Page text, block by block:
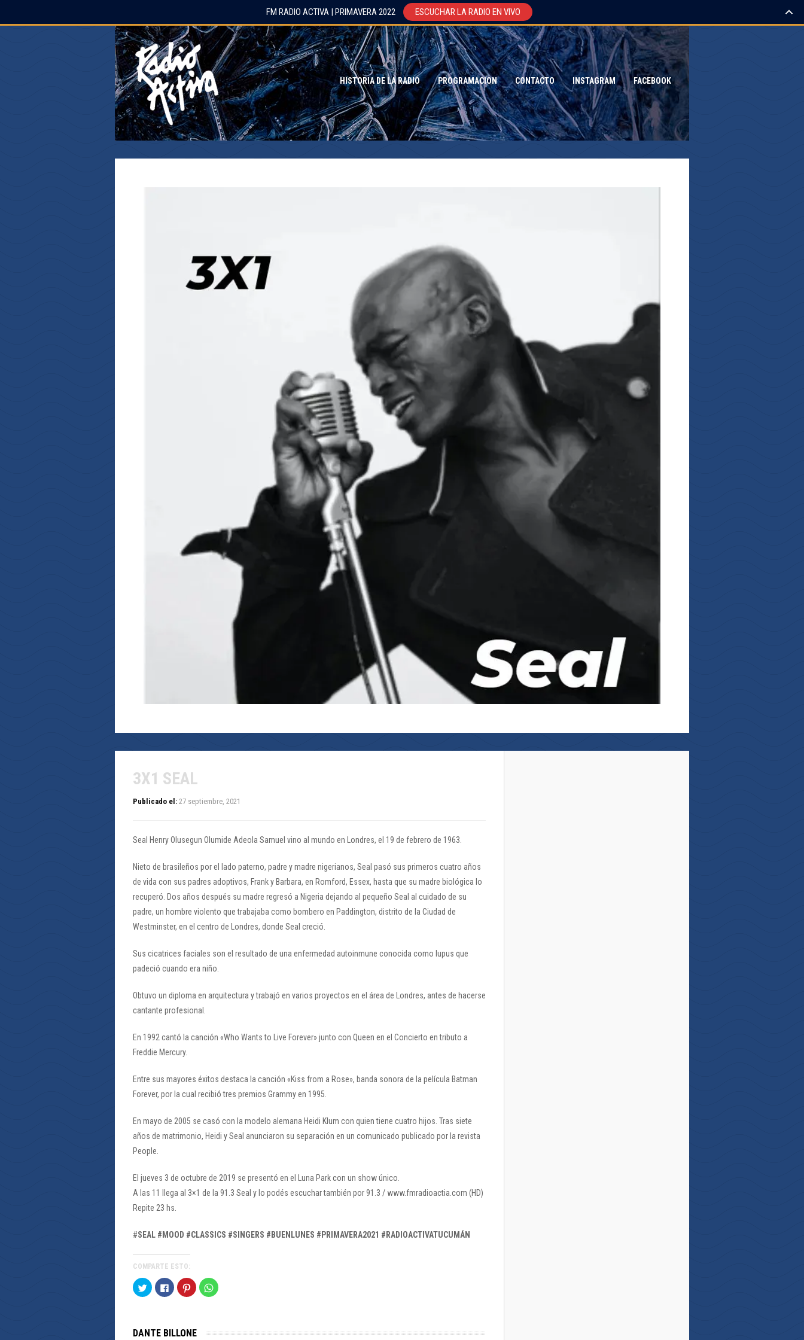
HISTORIA DE LA RADIO PROGRAMACION CONTACTO INSTAGRAM FACEBOOK
3X1 SEAL
Publicado el: 27 septiembre, 2021
Seal Henry Olusegun Olumide Adeola Samuel vino al mundo en Londres, el 19 de febrero de 1963.
Nieto de brasileños por el lado paterno, padre y madre nigerianos, Seal pasó sus primeros cuatro años
de vida con sus padres adoptivos, Frank y Barbara, en Romford, Essex, hasta que su madre biológica lo
recuperó. Dos años después su madre regresó a Nigeria dejando al pequeño Seal al cuidado de su
padre, un hombre violento que trabajaba como bombero en Paddington, distrito de la Ciudad de
Westminster, en el centro de Londres, donde Seal creció.
Sus cicatrices faciales son el resultado de una enfermedad autoinmune conocida como lupus que
padeció cuando era niño.
Obtuvo un diploma en arquitectura y trabajó en varios proyectos en el área de Londres, antes de hacerse
cantante profesional.
En 1992 cantó la canción «Who Wants to Live Forever» junto con Queen en el Concierto en tributo a
Freddie Mercury.
Entre sus mayores éxitos destaca la canción «Kiss from a Rose», banda sonora de la película Batman
Forever, por la cual recibió tres premios Grammy en 1995.
En mayo de 2005 se casó con la modelo alemana Heidi Klum con quien tiene cuatro hijos. Tras siete
años de matrimonio, Heidi y Seal anunciaron su separación en un comunicado publicado por la revista
People.
El jueves 3 de octubre de 2019 se presentó en el Luna Park con un show único.
A las 11 llega al 3×1 de la 91.3 Seal y lo podés escuchar también por 91.3 / www.fmradioactia.com (HD)
Repite 23 hs.
#SEAL #MOOD #CLASSICS #SINGERS #BUENLUNES #PRIMAVERA2021 #RADIOACTIVATUCUMÁN
COMPARTE ESTO:
Haz
clic
para
(Se
abre
Haz
clic
para
(Se
abre
Haz
clic
para
(Se
abre
Haz
clic
abre
DANTE BILLONE
FM RADIO ACTIVA | PRIMAVERA 2022 ESCUCHAR LA RADIO EN VIVO